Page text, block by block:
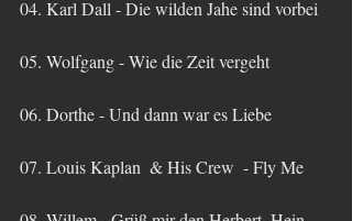
04. Karl Dall - Die wilden Jahe sind vorbei
05. Wolfgang - Wie die Zeit vergeht
06. Dorthe - Und dann war es Liebe
07. Louis Kaplan  & His Crew  - Fly Me